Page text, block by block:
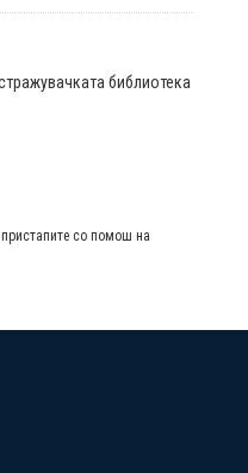
библиотека
со помош на